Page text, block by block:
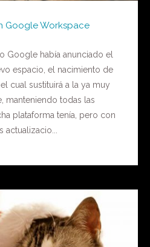
Google Workspace
Google había anunciado el
espacio, el nacimiento de
cual sustituirá a la ya muy
manteniendo todas las
plataforma tenía, pero con
actualizacio...